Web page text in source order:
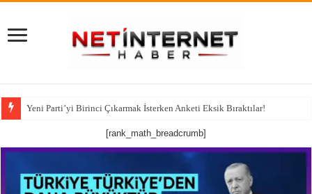
Yeni Parti’yi Birinci Çıkarmak İsterken Anketi Eksik Bıraktılar!
[rank_math_breadcrumb]